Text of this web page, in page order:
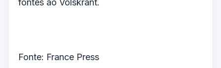
fontes ao Volskrant.
Fonte: France Press